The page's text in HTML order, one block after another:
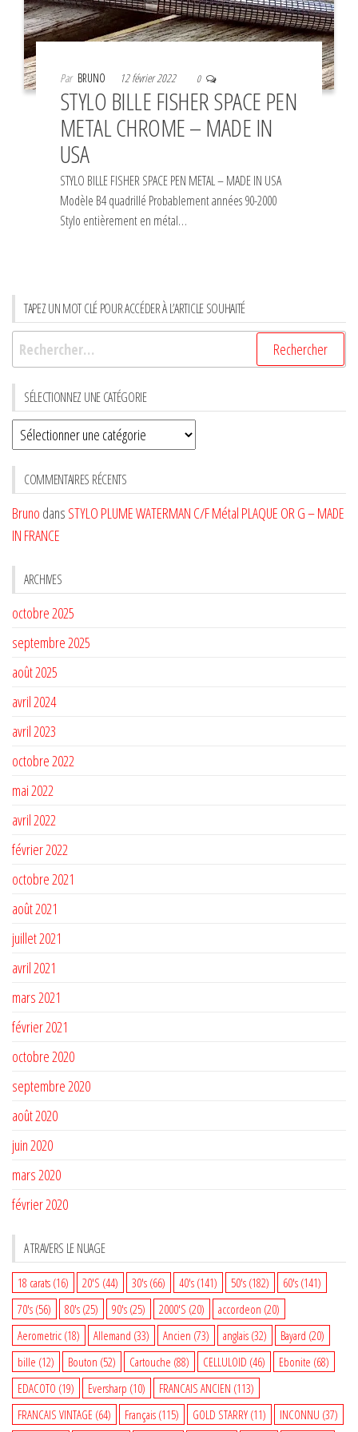
Par BRUNO 12 février 2022 0
STYLO BILLE FISHER SPACE PEN
METAL CHROME – MADE IN
USA
STYLO BILLE FISHER SPACE PEN METAL – MADE IN USA
Modèle B4 quadrillé Probablement années 90-2000
Stylo entièrement en métal…
TAPEZ UN MOT CLÉ POUR ACCÉDER À L’ARTICLE SOUHAITÉ
Rechercher :
SÉLECTIONNEZ UNE CATÉGORIE
Sélectionnez
une
CATÉGORIE
COMMENTAIRES RÉCENTS
Bruno dans STYLO PLUME WATERMAN C/F Métal PLAQUE OR G – MADE
IN FRANCE
ARCHIVES
octobre 2025
septembre 2025
août 2025
avril 2024
avril 2023
octobre 2022
mai 2022
avril 2022
février 2022
octobre 2021
août 2021
juillet 2021
avril 2021
mars 2021
février 2021
octobre 2020
septembre 2020
août 2020
juin 2020
mars 2020
février 2020
A TRAVERS LE NUAGE
18 carats (16) 20'S (44) 30's (66) 40's (141) 50's (182) 60's (141)
70's (56) 80's (25) 90's (25) 2000'S (20) accordeon (20)
Aerometric (18) Allemand (33) Ancien (73) anglais (32) Bayard (20)
bille (12) Bouton (52) Cartouche (88) CELLULOID (46) Ebonite (68)
EDACOTO (19) Eversharp (10) FRANCAIS ANCIEN (113)
FRANCAIS VINTAGE (64) Français (115) GOLD STARRY (11) INCONNU (37)